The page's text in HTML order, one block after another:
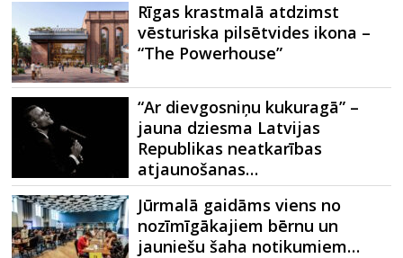
Rīgas krastmalā atdzimst
vēsturiska pilsētvides ikona –
“The Powerhouse”
“Ar dievgosniņu kukuragā” –
jauna dziesma Latvijas
Republikas neatkarības
atjaunošanas…
Jūrmalā gaidāms viens no
nozīmīgākajiem bērnu un
jauniešu šaha notikumiem…